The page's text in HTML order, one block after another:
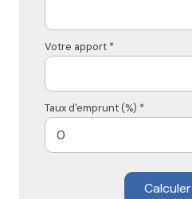
Votre apport *
Taux d'emprunt (%) *
Calculer